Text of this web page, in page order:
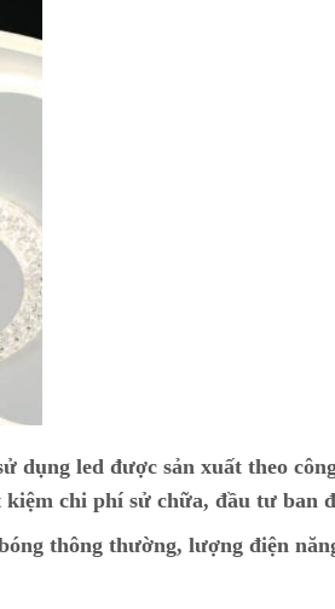
dụng led được sản xuất theo
chi phí sử chữa, đầu tư ban
thông thường, lượng điện